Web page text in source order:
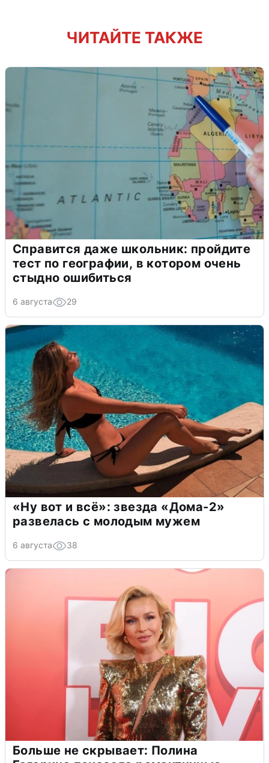
ЧИТАЙТЕ ТАКЖЕ
Справится даже школьник: пройдите
тест по географии, в котором очень
стыдно ошибиться
6 августа 29
«Ну вот и всё»: звезда «Дома-2»
развелась с молодым мужем
6 августа 38
Больше не скрывает: Полина